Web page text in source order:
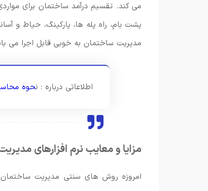
می کند. تقسیم درآمد ساختمان برای
پشت بام، راه پله ها، پارکینگ، حیاط و
مدیریت ساختمان به خوبی قابل اجرا می
اطلاعاتی درباره : نحوه
مزایا و معایب نرم افزارهای
امروزه روش های سنتی مدیریت